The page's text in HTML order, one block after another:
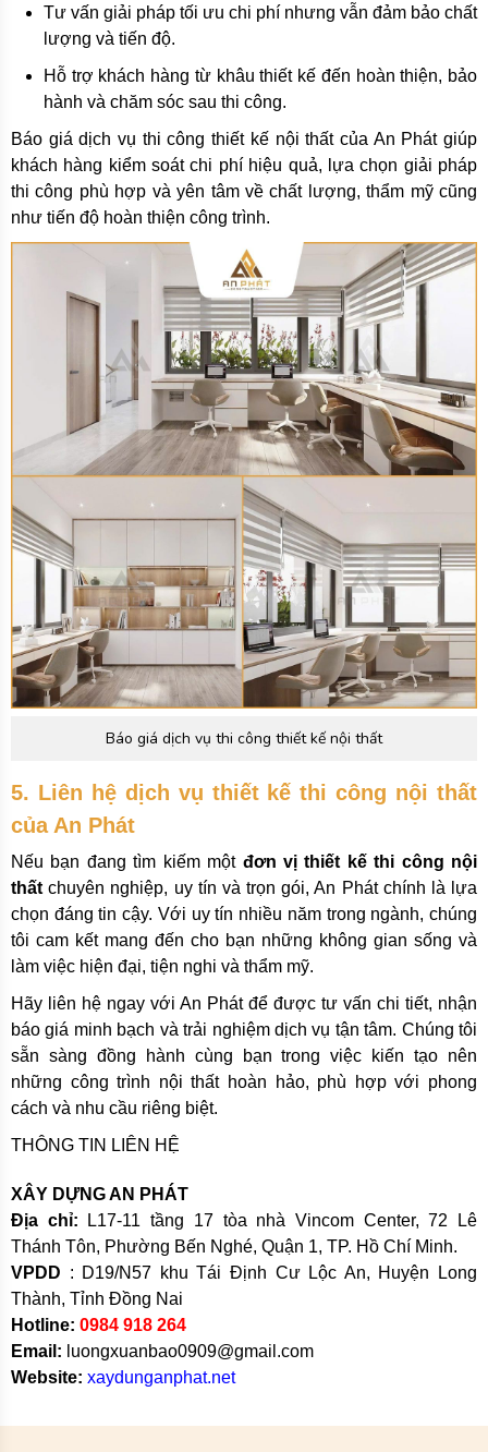
Tư vấn giải pháp tối ưu chi phí nhưng vẫn đảm bảo chất
lượng và tiến độ.
Hỗ trợ khách hàng từ khâu thiết kế đến hoàn thiện, bảo
hành và chăm sóc sau thi công.
Báo giá dịch vụ thi công thiết kế nội thất của An Phát giúp
khách hàng kiểm soát chi phí hiệu quả, lựa chọn giải pháp
thi công phù hợp và yên tâm về chất lượng, thẩm mỹ cũng
như tiến độ hoàn thiện công trình.
Báo giá dịch vụ thi công thiết kế nội thất
5. Liên hệ dịch vụ thiết kế thi công nội thất
của An Phát
Nếu bạn đang tìm kiếm một đơn vị thiết kế thi công nội
thất chuyên nghiệp, uy tín và trọn gói, An Phát chính là lựa
chọn đáng tin cậy. Với uy tín nhiều năm trong ngành, chúng
tôi cam kết mang đến cho bạn những không gian sống và
làm việc hiện đại, tiện nghi và thẩm mỹ.
Hãy liên hệ ngay với An Phát để được tư vấn chi tiết, nhận
báo giá minh bạch và trải nghiệm dịch vụ tận tâm. Chúng tôi
sẵn sàng đồng hành cùng bạn trong việc kiến tạo nên
những công trình nội thất hoàn hảo, phù hợp với phong
cách và nhu cầu riêng biệt.
THÔNG TIN LIÊN HỆ
XÂY DỰNG AN PHÁT
Địa chỉ: L17-11 tầng 17 tòa nhà Vincom Center, 72 Lê
Thánh Tôn, Phường Bến Nghé, Quận 1, TP. Hồ Chí Minh.
VPDD : D19/N57 khu Tái Định Cư Lộc An, Huyện Long
Thành, Tỉnh Đồng Nai
Hotline: 0984 918 264
Email: luongxuanbao0909@gmail.com
Website: xaydunganphat.net